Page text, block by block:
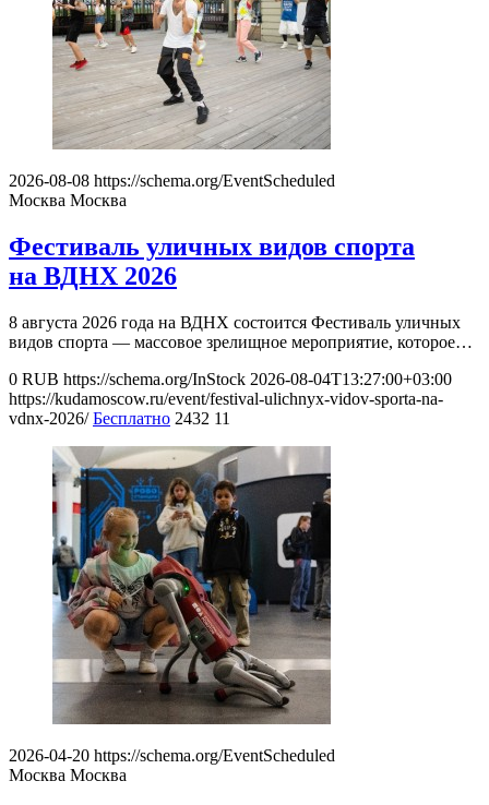
2026-08-08 https://schema.org/EventScheduled
Москва Москва
Фестиваль уличных видов спорта
на ВДНХ 2026
8 августа 2026 года на ВДНХ состоится Фестиваль уличных
видов спорта — массовое зрелищное мероприятие, которое…
0 RUB https://schema.org/InStock 2026-08-04T13:27:00+03:00
https://kudamoscow.ru/event/festival-ulichnyx-vidov-sporta-na-
vdnx-2026/ Бесплатно 2432 11
2026-04-20 https://schema.org/EventScheduled
Москва Москва